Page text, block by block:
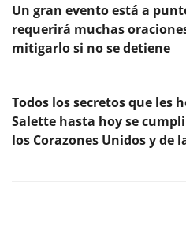
Un gran evento está a
requerirá muchas
mitigarlo si no se detiene
Todos los secretos que les
Salette hasta hoy se
los Corazones Unidos y de